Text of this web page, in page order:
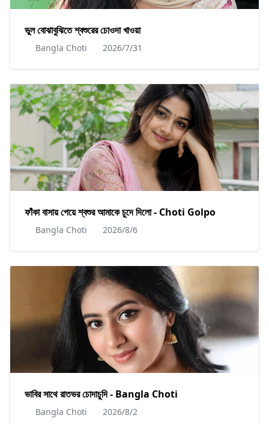
ভুল বোঝাবুঝিতে শ্বশুরের চোওদা খাওয়া
Bangla Choti 2026/7/31
ফাঁকা বাসায় পেয়ে শ্বশুর আমাকে চুদে দিলো - Choti Golpo
Bangla Choti 2026/8/6
ভাবির সাথে রাতভর চোদাচুদি - Bangla Choti
Bangla Choti 2026/8/2